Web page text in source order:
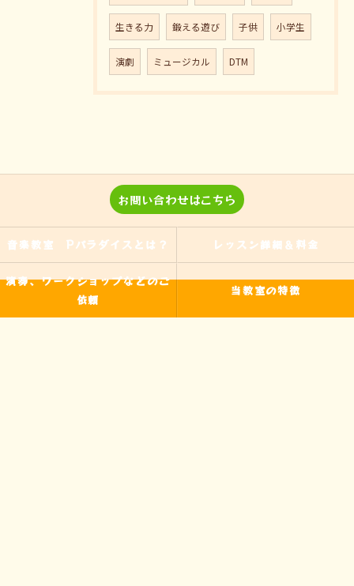
生きる力 鍛える遊び 子供 小学生
演劇 ミュージカル DTM
お問い合わせはこちら
音楽教室 Pパラダイスとは？ レッスン詳細＆料金
演奏、ワークショップなどのご
依頼
当教室の特徴